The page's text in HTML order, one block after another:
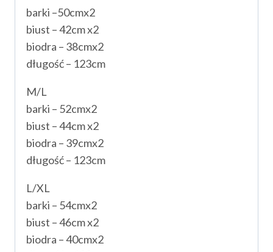
barki –50cmx2
biust – 42cm x2
biodra – 38cmx2
długość – 123cm
M/L
barki – 52cmx2
biust – 44cm x2
biodra – 39cmx2
długość – 123cm
L/XL
barki – 54cmx2
biust – 46cm x2
biodra – 40cmx2